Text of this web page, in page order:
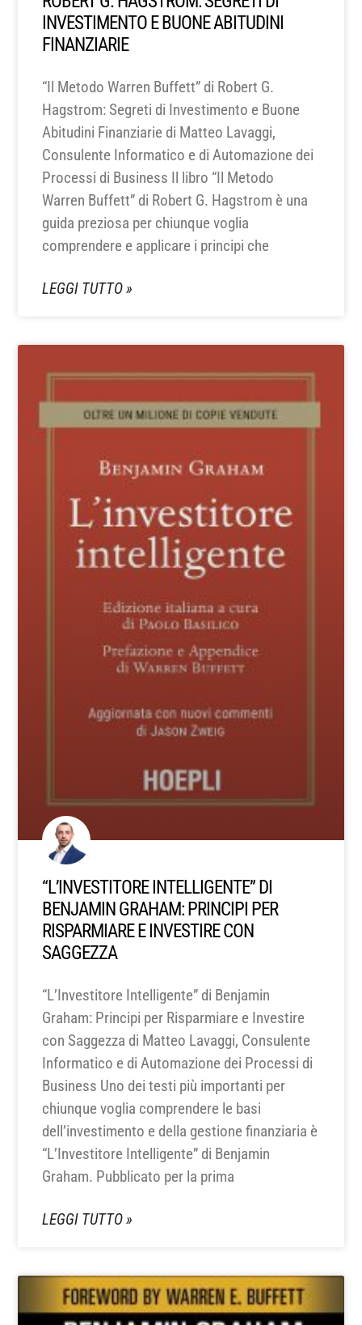
INVESTIMENTO E BUONE ABITUDINI
FINANZIARIE
“Il Metodo Warren Buffett” di Robert G.
Hagstrom: Segreti di Investimento e Buone
Abitudini Finanziarie di Matteo Lavaggi,
Consulente Informatico e di Automazione dei
Processi di Business Il libro “Il Metodo
Warren Buffett” di Robert G. Hagstrom è una
guida preziosa per chiunque voglia
comprendere e applicare i principi che
LEGGI TUTTO »
“L’INVESTITORE INTELLIGENTE” DI
BENJAMIN GRAHAM: PRINCIPI PER
RISPARMIARE E INVESTIRE CON
SAGGEZZA
“L’Investitore Intelligente” di Benjamin
Graham: Principi per Risparmiare e Investire
con Saggezza di Matteo Lavaggi, Consulente
Informatico e di Automazione dei Processi di
Business Uno dei testi più importanti per
chiunque voglia comprendere le basi
dell’investimento e della gestione finanziaria è
“L’Investitore Intelligente” di Benjamin
Graham. Pubblicato per la prima
LEGGI TUTTO »